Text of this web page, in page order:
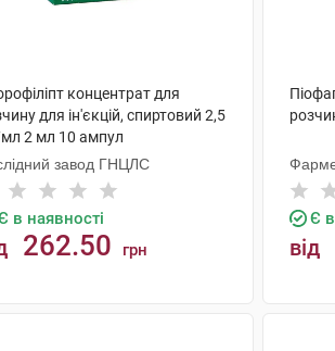
концентрат для
для ін'єкцій, спиртовий 2,5
2 мл 10 ампул
завод ГНЦЛС
в наявності
262.50 грн
Є
від